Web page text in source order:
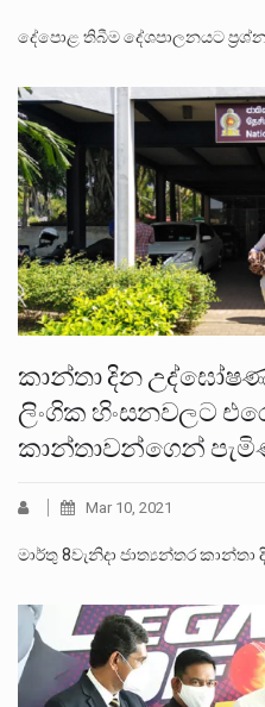
දේපොළ තිබීම දේශපාලනයට
කාන්තා දින
ලිංගික හිංසනවලට
කාන්තාවන්ගෙන්
Mar 10, 2021
මාර්තු 8වැනිදා ජාත්‍යන්තර කාන්තා